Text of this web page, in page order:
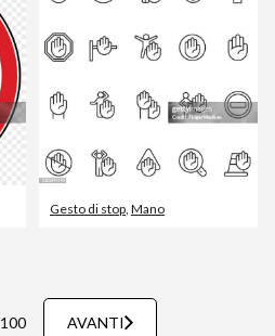
Gesto di stop, Mano
100 AVANTI